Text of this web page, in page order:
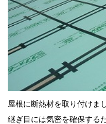
屋根に断熱材を取り付けま
継ぎ目には気密を確保する